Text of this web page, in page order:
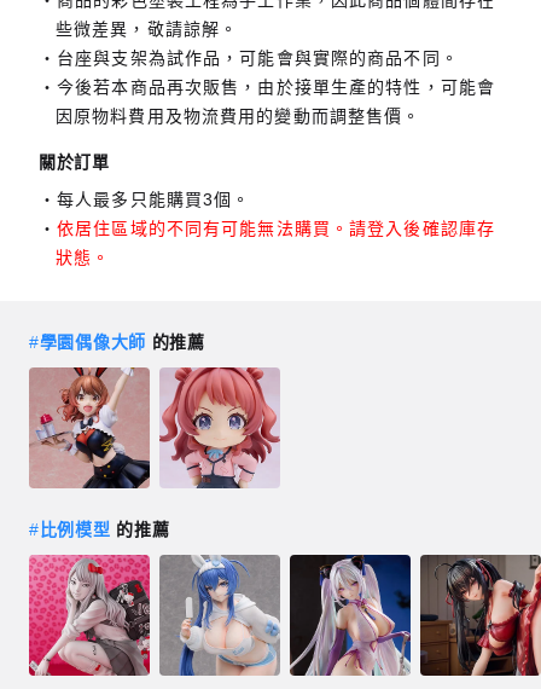
些微差異，敬請諒解。
台座與支架為試作品，可能會與實際的商品不同。
今後若本商品再次販售，由於接單生產的特性，可能會
因原物料費用及物流費用的變動而調整售價。
關於訂單
每人最多只能購買3個。
依居住區域的不同有可能無法購買。請登入後確認庫存
狀態。
#學園偶像大師 的推薦
# 比例模型 的推薦